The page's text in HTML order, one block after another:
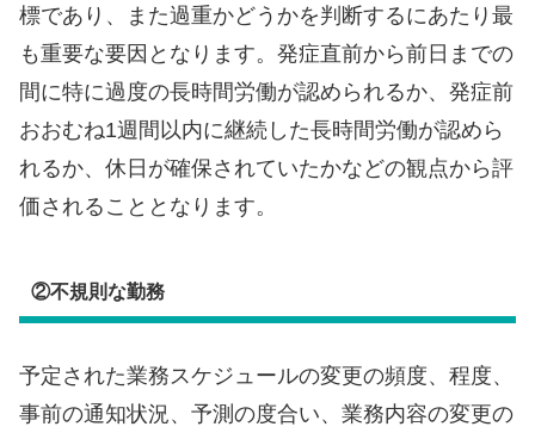
標であり、また過重かどうかを判断するにあたり最
も重要な要因となります。発症直前から前日までの
間に特に過度の長時間労働が認められるか、発症前
おおむね1週間以内に継続した長時間労働が認めら
れるか、休日が確保されていたかなどの観点から評
価されることとなります。
②不規則な勤務
予定された業務スケジュールの変更の頻度、程度、
事前の通知状況、予測の度合い、業務内容の変更の